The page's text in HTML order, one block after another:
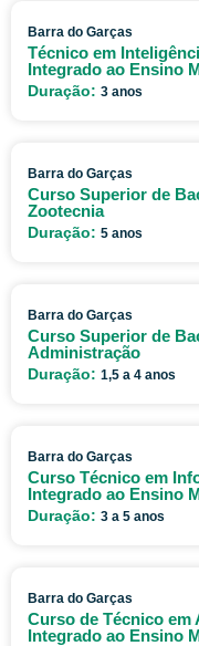
Barra do Garças
Técnico em
Integrado ao Ensino
Duração: 3 anos
Barra do Garças
Curso Superior de
Zootecnia
Duração: 5 anos
Barra do Garças
Curso Superior de
Administração
Duração: 1,5 a 4 anos
Barra do Garças
Curso Técnico em
Integrado ao Ensino
Duração: 3 a 5 anos
Barra do Garças
Curso de Técnico em
Integrado ao Ensino